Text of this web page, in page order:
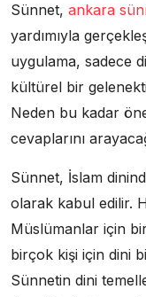
Sünnet, ankara
yardımıyla
uygulama, sadece
kültürel bir
Neden bu kadar
cevaplarını
Sünnet, İslam
olarak kabul edilir.
Müslümanlar için
birçok kişi için dini
Sünnetin dini